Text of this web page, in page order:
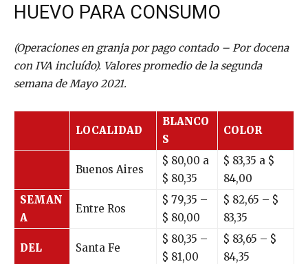
HUEVO PARA CONSUMO
(Operaciones en granja por pago contado – Por docena
con IVA incluído). Valores promedio de la segunda
semana de Mayo 2021.
LOCALIDAD
BLANCO
S
COLOR
Buenos Aires
$ 80,00 a
$ 80,35
$ 83,35 a $
84,00
SEMAN
A
Entre Ros
$ 79,35 –
$ 80,00
$ 82,65 – $
83,35
DEL Santa Fe
$ 80,35 –
$ 81,00
$ 83,65 – $
84,35